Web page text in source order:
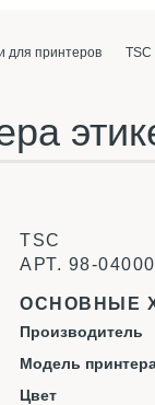
для принтеров TSC
TSC
АРТ. 98-
ОСНОВНЫЕ
Производитель
Модель
Цвет